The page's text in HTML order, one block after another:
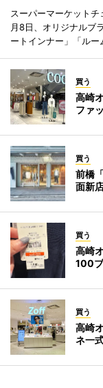
スーパーマーケット
月8日、オリジナルブ
ートインナー」「ルー
買う
高崎
ファ
買う
前橋
面新
買う
高崎
100
買う
高崎
ネ一